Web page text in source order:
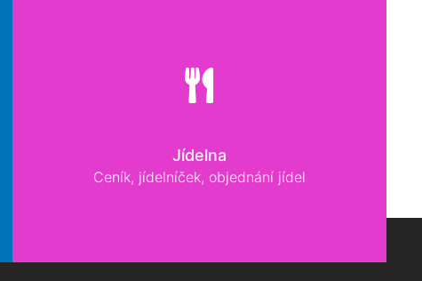
Jídelna
Ceník, jídelníček, objednání jídel